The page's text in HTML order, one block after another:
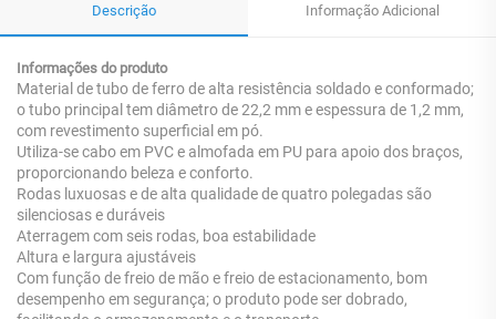
Descrição Informação Adicional
Informações do produto
Material de tubo de ferro de alta resistência soldado e conformado;
o tubo principal tem diâmetro de 22,2 mm e espessura de 1,2 mm,
com revestimento superficial em pó.
Utiliza-se cabo em PVC e almofada em PU para apoio dos braços,
proporcionando beleza e conforto.
Rodas luxuosas e de alta qualidade de quatro polegadas são
silenciosas e duráveis
Aterragem com seis rodas, boa estabilidade
Altura e largura ajustáveis
Com função de freio de mão e freio de estacionamento, bom
desempenho em segurança; o produto pode ser dobrado,